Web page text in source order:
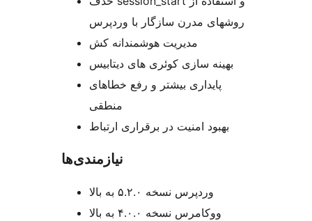
روشهای مدرن سازگار با وردپرس
مدیریت هوشمندانه کش
بهینه سازی کوئری های دیتابیس
پایداری بیشتر و رفع خطاهای
منطقی
بهبود امنیت در برقراری ارتباط
نیازمندی‌ها
وردپرس نسخه ۵.۲.۰ به بالا
ووکامرس نسخه ۴.۰.۰ به بالا